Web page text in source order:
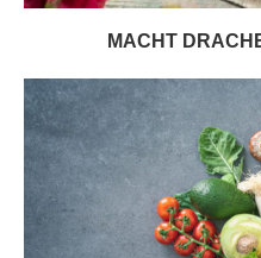
MACHT